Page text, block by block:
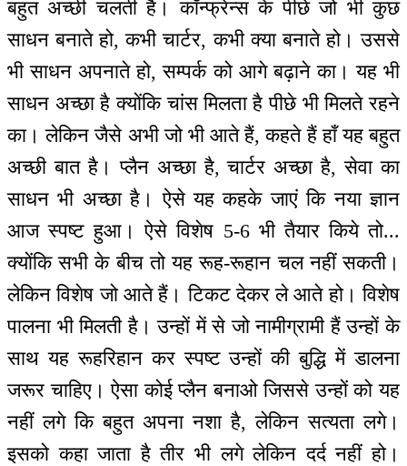
बहुत अच्छी चलती है। कॉन्फ्रेन्स के पीछे जो भी कुछ
साधन बनाते हो, कभी चार्टर, कभी क्या बनाते हो। उससे
भी साधन अपनाते हो, सम्पर्क को आगे बढ़ाने का। यह भी
साधन अच्छा है क्योंकि चांस मिलता है पीछे भी मिलते रहने
का। लेकिन जैसे अभी जो भी आते हैं, कहते हैं हाँ यह बहुत
अच्छी बात है। प्लैन अच्छा है, चार्टर अच्छा है, सेवा का
साधन भी अच्छा है। ऐसे यह कहके जाएं कि नया ज्ञान
आज स्पष्ट हुआ। ऐसे विशेष 5-6 भी तैयार किये तो...
क्योंकि सभी के बीच तो यह रूह-रूहान चल नहीं सकती।
लेकिन विशेष जो आते हैं। टिकट देकर ले आते हो। विशेष
पालना भी मिलती है। उन्हों में से जो नामीग्रामी हैं उन्हों के
साथ यह रूहरिहान कर स्पष्ट उन्हों की बुद्धि में डालना
जरूर चाहिए। ऐसा कोई प्लैन बनाओ जिससे उन्हों को यह
नहीं लगे कि बहुत अपना नशा है, लेकिन सत्यता लगे।
इसको कहा जाता है तीर भी लगे लेकिन दर्द नहीं हो।